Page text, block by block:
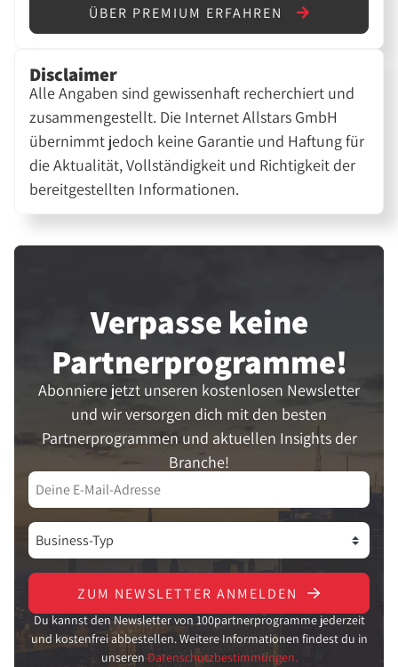
ÜBER PREMIUM ERFAHREN
Disclaimer
Alle Angaben sind gewissenhaft recherchiert und
zusammengestellt. Die Internet Allstars GmbH
übernimmt jedoch keine Garantie und Haftung für
die Aktualität, Vollständigkeit und Richtigkeit der
bereitgestellten Informationen.
Verpasse keine
Partner­programme!
Abonniere jetzt unseren kostenlosen Newsletter
und wir versorgen dich mit den besten
Partnerprogrammen und aktuellen Insights der
Branche!
ZUM NEWSLETTER ANMELDEN
Du kannst den Newsletter von 100partnerprogramme jederzeit
und kostenfrei abbestellen. Weitere Informationen findest du in
unseren Datenschutzbestimmungen.